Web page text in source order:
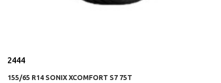
2444
155/65 R14 SONIX XCOMFORT S7 75T